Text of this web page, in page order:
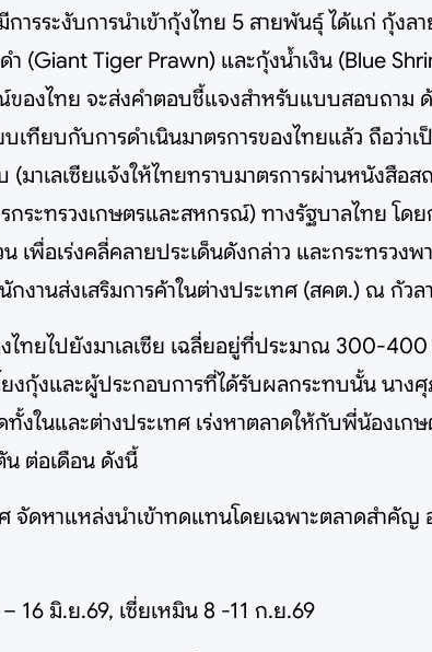
การระงับการนำเข้ากุ้งไทย 5 สายพันธุ์ ได้แก่ กุ้
(Giant Tiger Prawn) และกุ้งน้ำเงิน (Blue
องไทย จะส่งคำตอบชี้แจงสำหรับแบบสอบถาม
เทียบกับการดำเนินมาตรการของไทยแล้ว ถือว่า
(มาเลเซียแจ้งให้ไทยทราบมาตรการผ่านหนังสือ
รกระทรวงเกษตรและสหกรณ์) ทางรัฐบาลไทย โ
น เพื่อเร่งคลี่คลายประเด็นดังกล่าว และกระทร
กงานส่งเสริมการค้าในต่างประเทศ (สคต.) ณ กั
ไทยไปยังมาเลเซีย เฉลี่ยอยู่ที่ประมาณ 300-
ยงกุ้งและผู้ประกอบการที่ได้รับผลกระทบนั้น นา
ในและต่างประเทศ เร่งหาตลาดให้กับพี่น้องเก
ต่อเดือน ดังนี้
ศ จัดหาแหล่งนำเข้าทดแทนโดยเฉพาะตลาดสำ
16 มิ.ย.69, เซี่ยเหมิน 8 -11 ก.ย.69